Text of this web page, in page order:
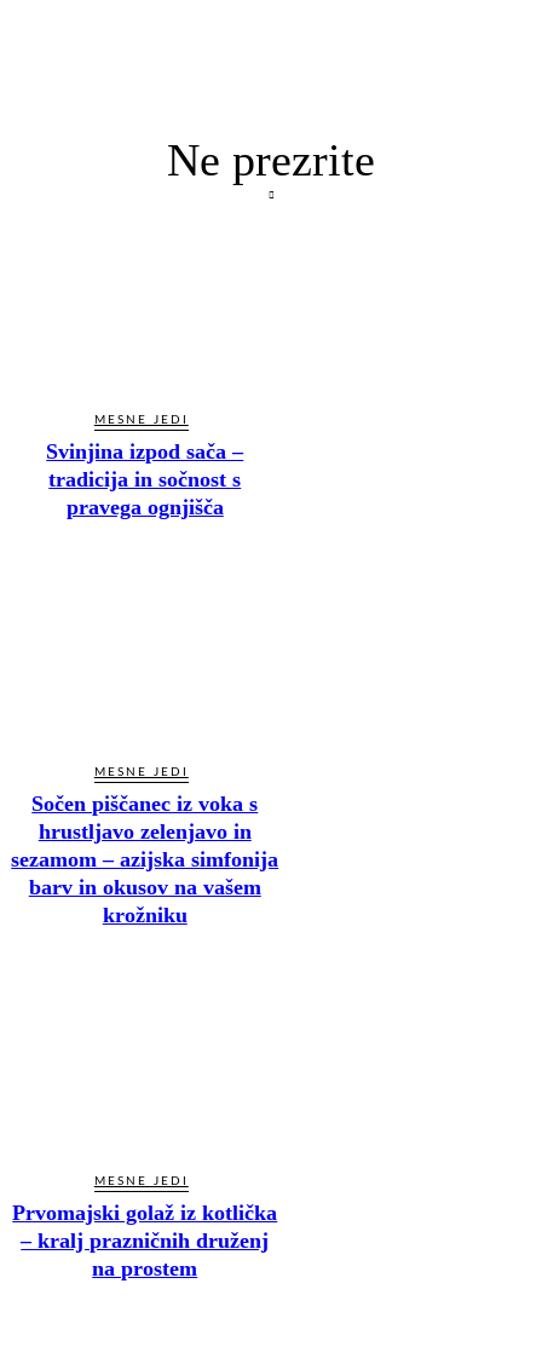
Ne prezrite
MESNE JEDI
Svinjina izpod sača –
tradicija in sočnost s
pravega ognjišča
MESNE JEDI
Sočen piščanec iz voka s
hrustljavo zelenjavo in
sezamom – azijska simfonija
barv in okusov na vašem
krožniku
MESNE JEDI
Prvomajski golaž iz kotlička
– kralj prazničnih druženj
na prostem